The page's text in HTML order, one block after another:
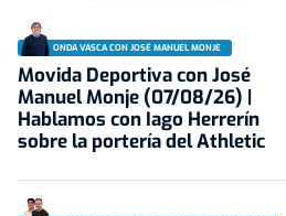
ONDA VASCA CON JOSÉ MANUEL MONJE
Movida Deportiva con José
Manuel Monje (07/08/26) |
Hablamos con Iago Herrerín
sobre la portería del Athletic